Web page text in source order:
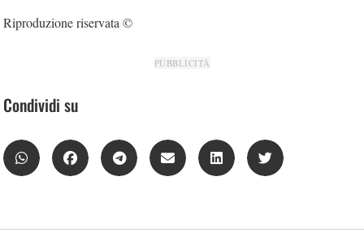
Riproduzione riservata ©
PUBBLICITÀ
Condividi su